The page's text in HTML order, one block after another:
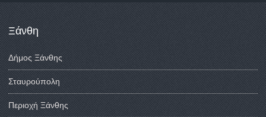
Ξάνθη
Δήμος Ξάνθης
Σταυρούπολη
Περιοχή Ξάνθης